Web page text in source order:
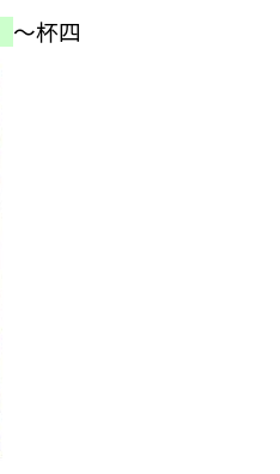
～杯四